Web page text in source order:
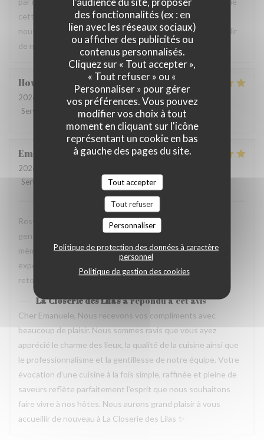
des fonctionnalités (ex : en
lien avec les réseaux sociaux)
ou afficher des publicités ou
contenus personnalisés.
Cliquez sur « Tout accepter »,
« Tout refuser » ou «
Personnaliser » pour gérer
vos préférences. Vous pouvez
modifier vos choix à tout
moment en cliquant sur l'icône
représentant un cookie en bas
à gauche des pages du site.
Tout accepter
Tout refuser
Personnaliser
Politique de protection des données à caractère
personnel
Politique de gestion des cookies
cette expérience a contribué à la réussite de votre repas
nous fait très plaisir. Nous serons heureux de vous accueillir
de nouveau à La Closerie des Lilas ✨
Howard
2026-07-31
- 20:15 - Couverts 4
Service
Ambiance: 5/5 Cuisine:5/5 Qualité / Prix
Emanuele C
2026-07-31
Service
5/5 Cuisine:5
Restaurant tres agreable, personnel avec expertise, tres
gentil et amable avec esprit! Cuisine simple et raffiné au
même temps, avec goût. Location charmante, pour un
experience que merece de retourner plusieur fois. Je
retournerai
La Closerie des Lilasa répondu à cet avis
Cher Emanuele, Nous recevons vos compliments avec
beaucoup de plaisir. Nous sommes ravis que vous ayez
apprécié le charme des lieux, la qualité de la cuisine ainsi que
le professionnalisme et la gentillesse de notre équipe. Votre
évocation d’une cuisine à la fois simple, raffinée et pleine de
saveurs reflète parfaitement l’esprit que nous souhaitons
faire vivre à nos hôtes. Nous aurons grand plaisir à vous
accueillir de nouveau à La Closerie des Lilas ✨